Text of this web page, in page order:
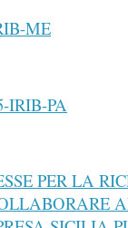
ME
IRIB-PA
PER LA